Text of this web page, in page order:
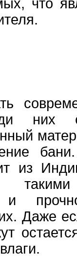
что
них
из
и
Даже